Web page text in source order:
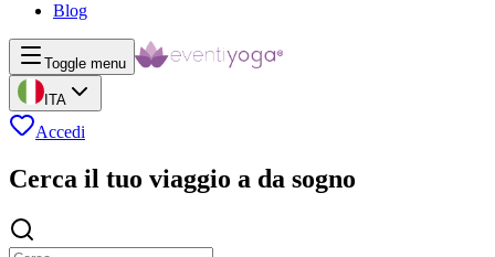
Blog
Toggle menu
ITA
Accedi
Cerca il tuo viaggio a da sogno